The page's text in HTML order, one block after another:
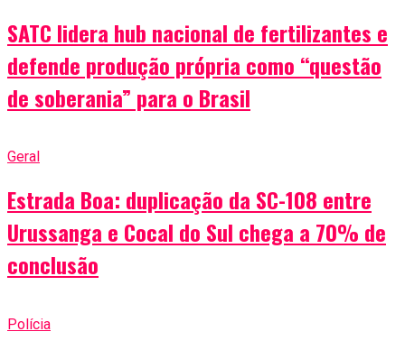
SATC lidera hub nacional de fertilizantes e
defende produção própria como “questão
de soberania” para o Brasil
Geral
Estrada Boa: duplicação da SC-108 entre
Urussanga e Cocal do Sul chega a 70% de
conclusão
Polícia